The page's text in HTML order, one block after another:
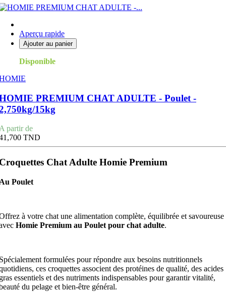
Aperçu rapide
Ajouter au panier
Disponible
PREMIUM CHAT ADULTE - Poulet -
15kg
partir de
TND
Chat Adulte Homie Premium
Poulet
à votre chat une alimentation complète, équilibrée et savoureuse
Homie Premium au Poulet pour chat adulte.
formulées pour répondre aux besoins nutritionnels
ces croquettes associent des protéines de qualité, des acides
essentiels et des nutriments indispensables pour garantir vitalité,
du pelage et bien-être général.